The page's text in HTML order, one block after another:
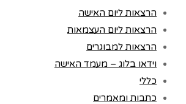
הרצאות ליום האישה
הרצאות ליום העצמאות
הרצאות למבוגרים
וידאו בלוג – מעמד האישה
כללי
כתבות ומאמרים